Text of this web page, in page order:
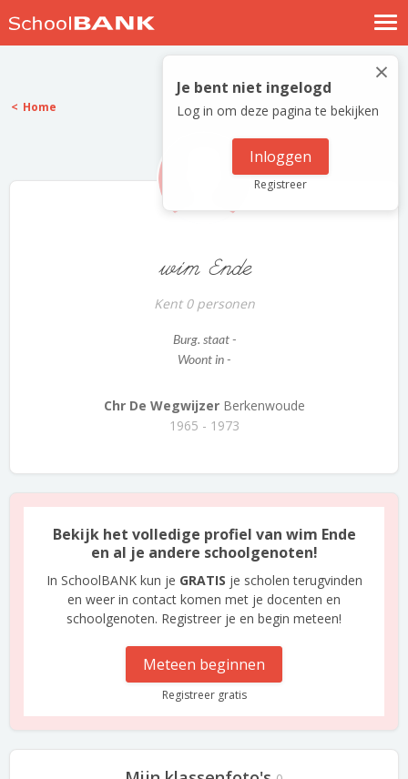
Nostalgische verhalen
Log in
Meld je gratis aan
×
Je bent niet ingelogd
Log in om deze pagina te bekijken
Inloggen
Registreer
Home
wim Ende
Kent 0 personen
Burg. staat -
Woont in -
Chr De WegwijzerBerkenwoude
1965 - 1973
Bekijk het volledige profiel van wim Ende
en al je andere schoolgenoten!
In SchoolBANK kun je GRATIS je scholen terugvinden
en weer in contact komen met je docenten en
schoolgenoten. Registreer je en begin meteen!
Meteen beginnen
Registreer gratis